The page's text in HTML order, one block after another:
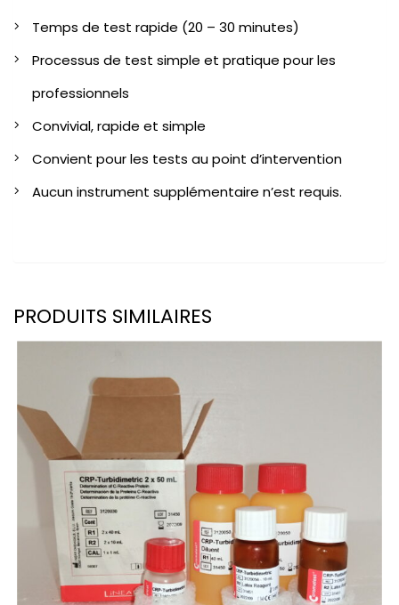
Temps de test rapide (20 – 30 minutes)
Processus de test simple et pratique pour les
professionnels
Convivial, rapide et simple
Convient pour les tests au point d’intervention
Aucun instrument supplémentaire n’est requis.
PRODUITS SIMILAIRES